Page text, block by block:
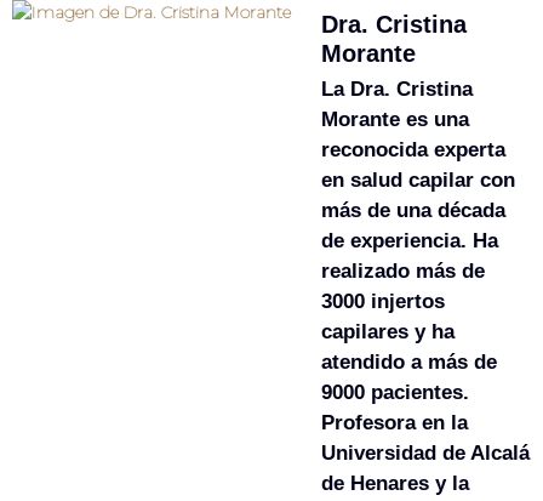
Dra. Cristina
Morante
La Dra. Cristina
Morante es una
reconocida experta
en salud capilar con
más de una década
de experiencia. Ha
realizado más de
3000 injertos
capilares y ha
atendido a más de
9000 pacientes.
Profesora en la
Universidad de Alcalá
de Henares y la